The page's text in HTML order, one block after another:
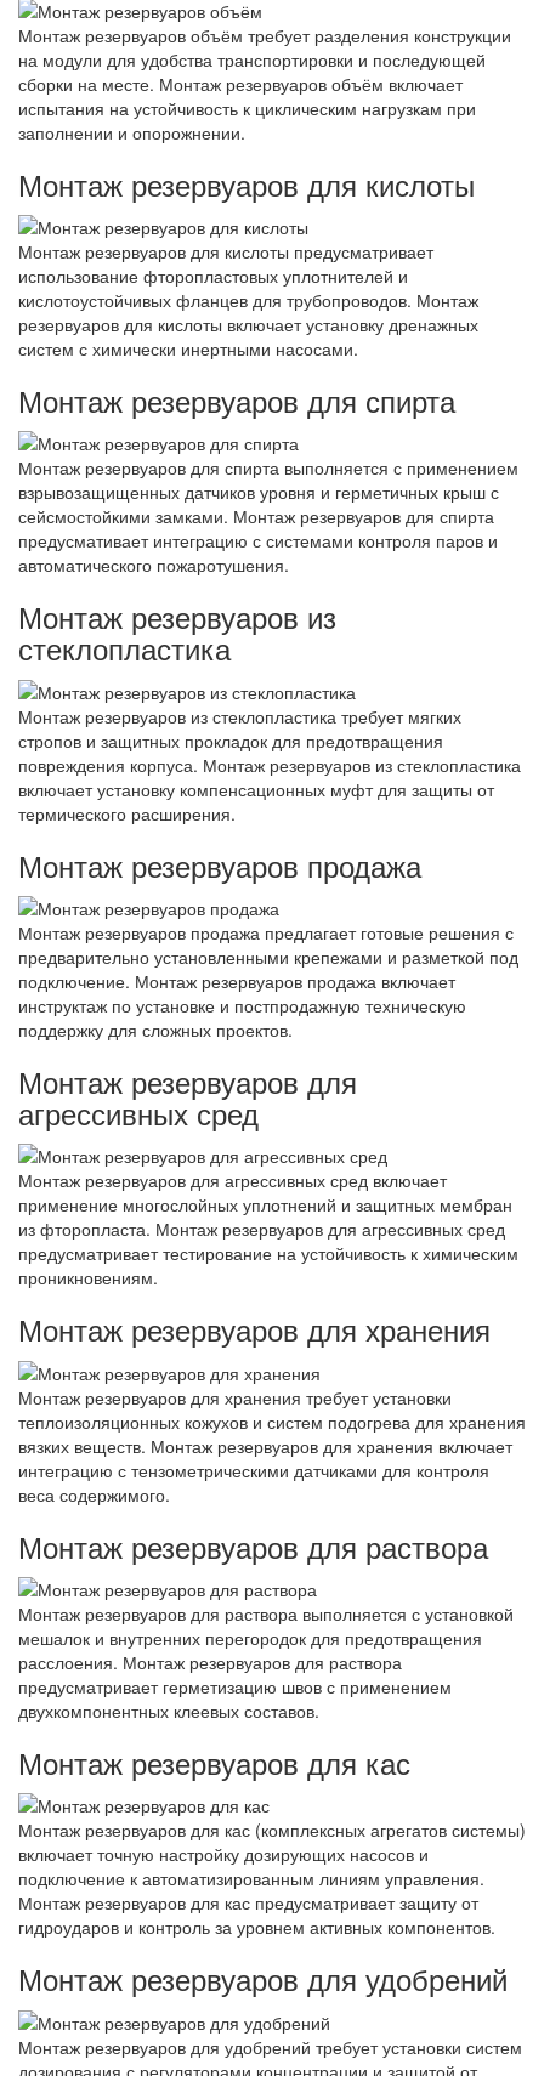
Монтаж резервуаров объём требует разделения конструкции
на модули для удобства транспортировки и последующей
сборки на месте. Монтаж резервуаров объём включает
испытания на устойчивость к циклическим нагрузкам при
заполнении и опорожнении.
Монтаж резервуаров для кислоты
Монтаж резервуаров для кислоты предусматривает
использование фторопластовых уплотнителей и
кислотоустойчивых фланцев для трубопроводов. Монтаж
резервуаров для кислоты включает установку дренажных
систем с химически инертными насосами.
Монтаж резервуаров для спирта
Монтаж резервуаров для спирта выполняется с применением
взрывозащищенных датчиков уровня и герметичных крыш с
сейсмостойкими замками. Монтаж резервуаров для спирта
предусмативает интеграцию с системами контроля паров и
автоматического пожаротушения.
Монтаж резервуаров из
стеклопластика
Монтаж резервуаров из стеклопластика требует мягких
стропов и защитных прокладок для предотвращения
повреждения корпуса. Монтаж резервуаров из стеклопластика
включает установку компенсационных муфт для защиты от
термического расширения.
Монтаж резервуаров продажа
Монтаж резервуаров продажа предлагает готовые решения с
предварительно установленными крепежами и разметкой под
подключение. Монтаж резервуаров продажа включает
инструктаж по установке и постпродажную техническую
поддержку для сложных проектов.
Монтаж резервуаров для
агрессивных сред
Монтаж резервуаров для агрессивных сред включает
применение многослойных уплотнений и защитных мембран
из фторопласта. Монтаж резервуаров для агрессивных сред
предусматривает тестирование на устойчивость к химическим
проникновениям.
Монтаж резервуаров для хранения
Монтаж резервуаров для хранения требует установки
теплоизоляционных кожухов и систем подогрева для хранения
вязких веществ. Монтаж резервуаров для хранения включает
интеграцию с тензометрическими датчиками для контроля
веса содержимого.
Монтаж резервуаров для раствора
Монтаж резервуаров для раствора выполняется с установкой
мешалок и внутренних перегородок для предотвращения
расслоения. Монтаж резервуаров для раствора
предусматривает герметизацию швов с применением
двухкомпонентных клеевых составов.
Монтаж резервуаров для кас
Монтаж резервуаров для кас (комплексных агрегатов системы)
включает точную настройку дозирующих насосов и
подключение к автоматизированным линиям управления.
Монтаж резервуаров для кас предусматривает защиту от
гидроударов и контроль за уровнем активных компонентов.
Монтаж резервуаров для удобрений
Монтаж резервуаров для удобрений требует установки систем
дозирования с регуляторами концентрации и защитой от